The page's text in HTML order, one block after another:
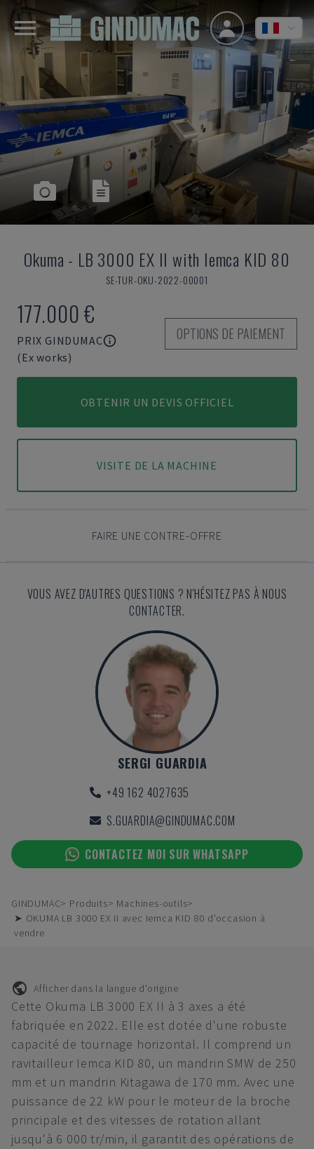
Okuma - LB 3000 EX II with Iemca KID 80
SE-TUR-OKU-2022-00001
177.000 €
PRIX GINDUMAC
(Ex works)
OPTIONS DE PAIEMENT
OBTENIR UN DEVIS OFFICIEL
VISITE DE LA MACHINE
FAIRE UNE CONTRE-OFFRE
VOUS AVEZ D'AUTRES QUESTIONS ? N'HÉSITEZ PAS À NOUS
CONTACTER.
SERGI GUARDIA
+49 162 4027635
S.GUARDIA@GINDUMAC.COM
CONTACTEZ MOI SUR WHATSAPP
GINDUMAC Produits
Machines-outils
➤ OKUMA LB 3000 EX II avec Iemca KID 80 d'occasion à
vendre
Afficher dans la langue d'origine
Cette Okuma LB 3000 EX II à 3 axes a été
fabriquée en 2022. Elle est dotée d'une robuste
capacité de tournage horizontal. Il comprend un
ravitailleur Iemca KID 80, un mandrin SMW de 250
mm et un mandrin Kitagawa de 170 mm. Avec une
puissance de 22 kW pour le moteur de la broche
principale et des vitesses de rotation allant
jusqu'à 6 000 tr/min, il garantit des opérations de